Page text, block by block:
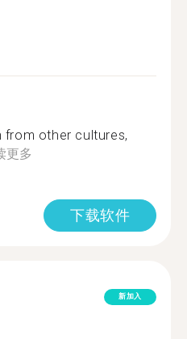
from other cultures,
更多
下载软件
新加入